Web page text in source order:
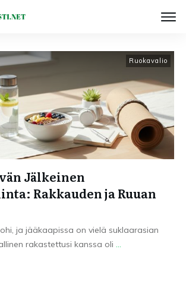
Ruokavalio
Jälkeinen
Rakkauden ja Ruuan
ja jääkaapissa on vielä suklaarasian
rakastettusi kanssa oli ...